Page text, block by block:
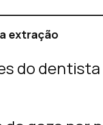
extração
do